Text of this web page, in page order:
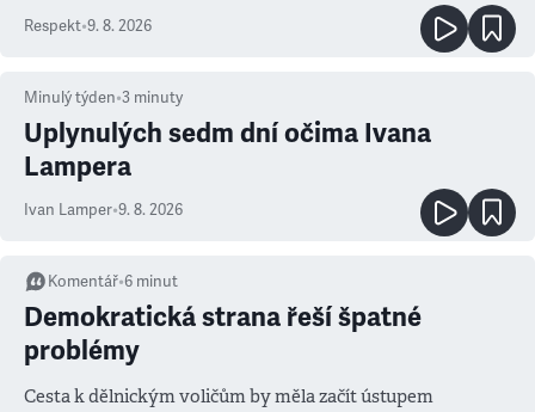
Respekt•9. 8. 2026
Minulý týden•3 minuty
Uplynulých sedm dní očima Ivana
Lampera
Ivan Lamper•9. 8. 2026
Komentář•6 minut
Demokratická strana řeší špatné
problémy
Cesta k dělnickým voličům by měla začít ústupem